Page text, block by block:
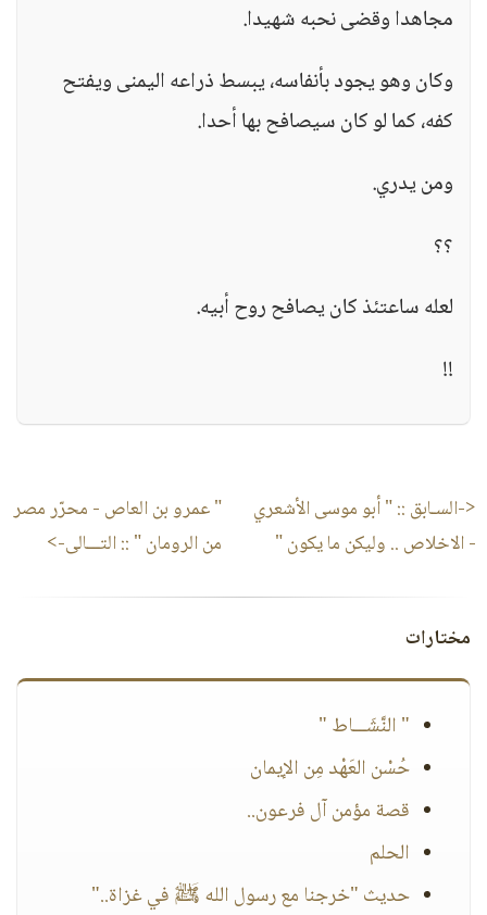
مجاهدا وقضى نحبه شهيدا.
وكان وهو يجود بأنفاسه، يبسط ذراعه اليمنى ويفتح
كفه، كما لو كان سيصافح بها أحدا.
ومن يدري.
؟؟
لعله ساعتئذ كان يصافح روح أبيه.
!!
<-السـابق ::" أبو موسى الأشعري
- الاخلاص .. وليكن ما يكون "
" عمرو بن العاص - محرّر مصر
من الرومان " :: التـــالى->
مختارات
" النَّشَـــاط "
حُسْن العَهْد مِن الإيمان
قصة مؤمن آل فرعون..
الحلم
حديث "خرجنا مع رسول الله ﷺ في غزاة.."